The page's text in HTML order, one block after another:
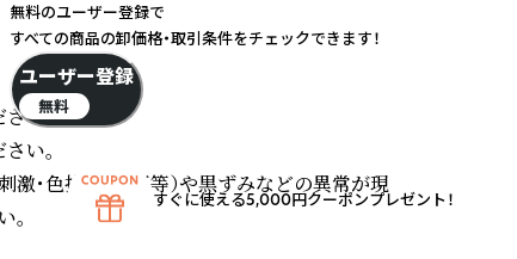
い。
い。
激・色抜け（白斑等）や黒ずみなどの異常が現
無料のユーザー登録で
すべての商品の卸価格・取引条件をチェックできます！
ユーザー登録
無料
すぐに使える5,000円クーポンプレゼント！